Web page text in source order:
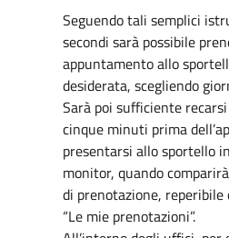
Seguendo tali semplici
secondi sarà possibile
appuntamento allo
desiderata, scegliendo
Sarà poi sufficiente recarsi
cinque minuti prima
presentarsi allo sportello
monitor, quando
di prenotazione, reperibile
“Le mie prenotazioni”.